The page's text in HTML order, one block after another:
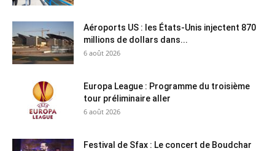
Aéroports US : les États-Unis injectent 870
millions de dollars dans...
6 août 2026
Europa League : Programme du troisième
tour préliminaire aller
6 août 2026
Festival de Sfax : Le concert de Boudchar